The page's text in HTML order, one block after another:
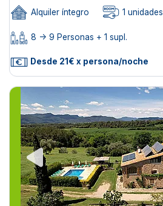
Alquiler íntegro 1 unidades
8 -> 9 Personas + 1 supl.
Desde 21€ x persona/noche